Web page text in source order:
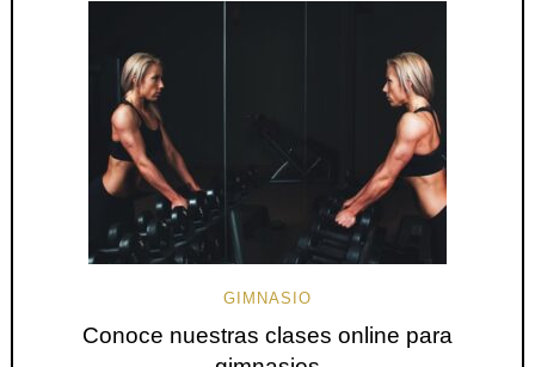
GIMNASIO
Conoce nuestras clases online para